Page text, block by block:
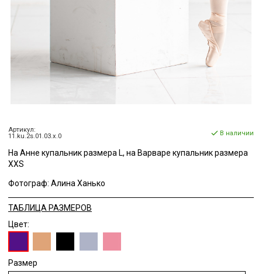
Артикул:
11.ku.2s.01.03.x.0
В наличии
На Анне купальник размера L, на Варваре купальник размера
XXS
Фотограф: Алина Ханько
ТАБЛИЦА РАЗМЕРОВ
Цвет:
Размер